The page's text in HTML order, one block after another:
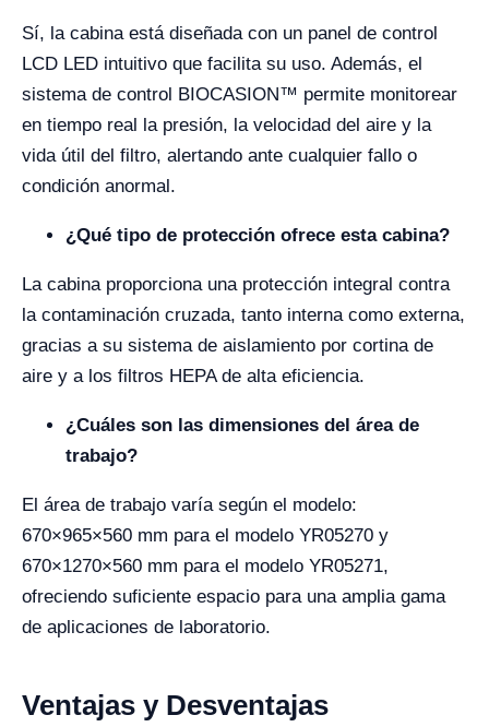
Sí, la cabina está diseñada con un panel de control
LCD LED intuitivo que facilita su uso. Además, el
sistema de control BIOCASION™ permite monitorear
en tiempo real la presión, la velocidad del aire y la
vida útil del filtro, alertando ante cualquier fallo o
condición anormal.
¿Qué tipo de protección ofrece esta cabina?
La cabina proporciona una protección integral contra
la contaminación cruzada, tanto interna como externa,
gracias a su sistema de aislamiento por cortina de
aire y a los filtros HEPA de alta eficiencia.
¿Cuáles son las dimensiones del área de
trabajo?
El área de trabajo varía según el modelo:
670×965×560 mm para el modelo YR05270 y
670×1270×560 mm para el modelo YR05271,
ofreciendo suficiente espacio para una amplia gama
de aplicaciones de laboratorio.
Ventajas y Desventajas